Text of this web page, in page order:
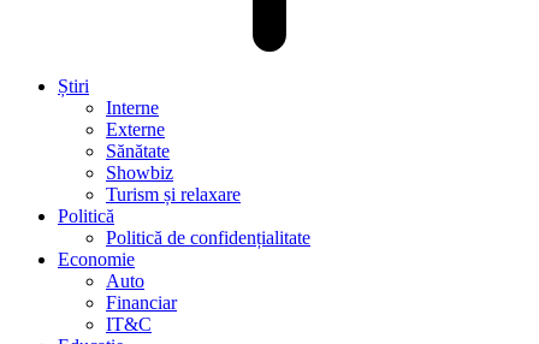
Știri
Interne
Externe
Sănătate
Showbiz
Turism și relaxare
Politică
Politică de confidențialitate
Economie
Auto
Financiar
IT&C